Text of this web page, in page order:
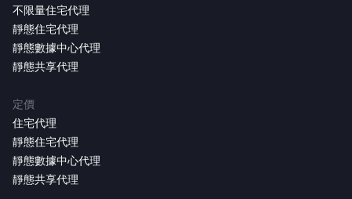
不限量住宅代理
靜態住宅代理
靜態數據中心代理
靜態共享代理
定價
住宅代理
靜態住宅代理
靜態數據中心代理
靜態共享代理